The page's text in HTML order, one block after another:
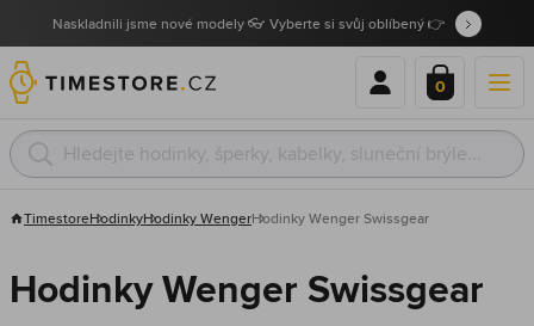
Naskladnili jsme nové modely 👓 Vyberte si svůj oblíbený 👉
0
TimestoreHodinkyHodinky WengerHodinky Wenger Swissgear
Hodinky Wenger Swissgear